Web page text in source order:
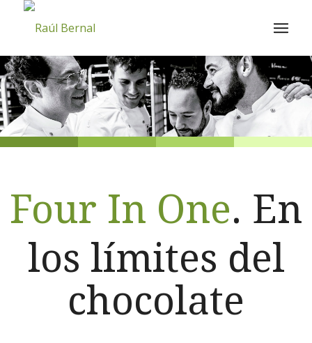
Four In One. En
los límites del
chocolate